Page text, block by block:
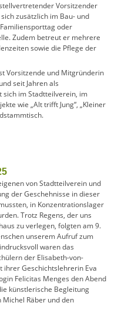
Vorsitzender
zusätzlich im Bau- und
oder
Zudem betreut er mehrere
sowie die Pflege der
Vorsitzende und Mitgründerin
seit Jahren als
sich im Stadtteilverein, im
wie „Alt trifft Jung“, „Kleiner
von Stadtteilverein und
der Geschehnisse in dieser
in Konzentrationslager
Trotz Regens, der uns
zu verlegen, folgten am 9.
unserem Aufruf zum
waren das
der Elisabeth-von-
ihrer Geschichtslehrerin Eva
Felicitas Menges den Abend
künstlerische Begleitung
Michel Räber und den